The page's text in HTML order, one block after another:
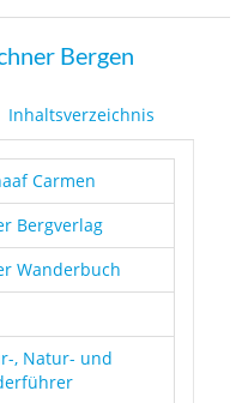
Bergen
Inhaltsverzeichnis
Carmen
Bergverlag
Wanderbuch
, Natur- und